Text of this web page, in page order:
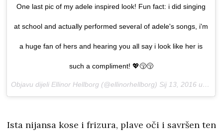
One last pic of my adele inspired look! Fun fact: i did singing
at school and actually performed several of adele's songs, i'm
a huge fan of hers and hearing you all say i look like her is
such a compliment! 💖😚😚
Objavu dijeli Ellinor Hellborg (@ellinorhellborg) Sij 13, 2016 u 1:05 PST
Ista nijansa kose i frizura, plave oči i savršen ten